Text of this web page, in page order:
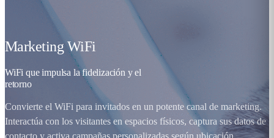
Marketing WiFi
WiFi que impulsa la fidelización y el
retorno
Convierte el WiFi para invitados en un potente canal de marketing.
Interactúa con los visitantes en espacios físicos, captura sus datos de
contacto y activa campañas personalizadas según ubicación,